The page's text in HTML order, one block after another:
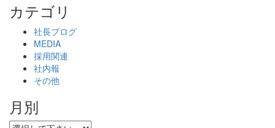
カテゴリ
社長ブログ
MEDIA
採用関連
社内報
その他
月別